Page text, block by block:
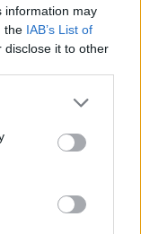
information may
the IAB’s List of
disclose it to other
tónál 12.